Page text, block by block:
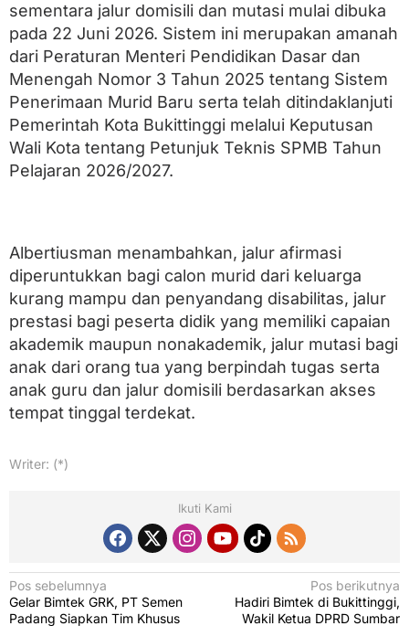
sementara jalur domisili dan mutasi mulai dibuka
pada 22 Juni 2026. Sistem ini merupakan amanah
dari Peraturan Menteri Pendidikan Dasar dan
Menengah Nomor 3 Tahun 2025 tentang Sistem
Penerimaan Murid Baru serta telah ditindaklanjuti
Pemerintah Kota Bukittinggi melalui Keputusan
Wali Kota tentang Petunjuk Teknis SPMB Tahun
Pelajaran 2026/2027.
Albertiusman menambahkan, jalur afirmasi
diperuntukkan bagi calon murid dari keluarga
kurang mampu dan penyandang disabilitas, jalur
prestasi bagi peserta didik yang memiliki capaian
akademik maupun nonakademik, jalur mutasi bagi
anak dari orang tua yang berpindah tugas serta
anak guru dan jalur domisili berdasarkan akses
tempat tinggal terdekat.
Writer: (*)
Ikuti Kami
N
a
Pos sebelumnya
Gelar Bimtek GRK, PT Semen
Padang Siapkan Tim Khusus
Pos berikutnya
Hadiri Bimtek di Bukittinggi,
Wakil Ketua DPRD Sumbar